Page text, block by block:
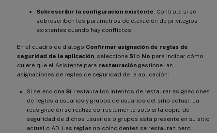
Sobrescribir la configuración existente . Controla si se
sobrescriben los parámetros de elevación de privilegios
existentes cuando hay conflictos.
En el cuadro de diálogo Confirmar asignación de reglas de
seguridad de la aplicación , seleccione Sío No para indicar cómo
quiere que el Asistente para restauración gestione las
asignaciones de reglas de seguridad de la aplicación:
Si selecciona Sí, restaura los intentos de restaurar asignaciones
de reglas a usuarios y grupos de usuarios del sitio actual. La
reasignación se realiza correctamente solo si la copia de
seguridad de dichos usuarios o grupos está presente en su sitio
actual o AD. Las reglas no coincidentes se restauran pero